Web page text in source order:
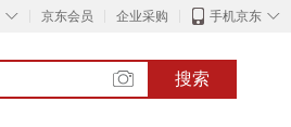
◇ 京东会员 企业采购 ◇
手机京东
搜索